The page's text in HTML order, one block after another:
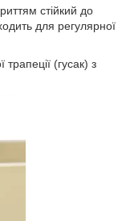
стійкий до
для регулярної
(гусак) з